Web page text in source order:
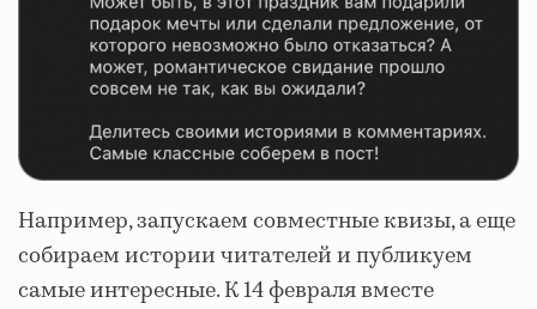
Например, запускаем совместные квизы, а еще
собираем истории читателей и публикуем
самые интересные. К 14 февраля вместе